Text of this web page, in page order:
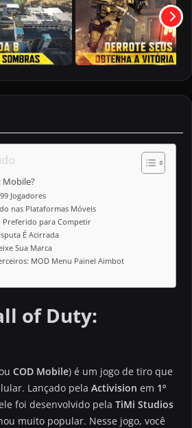
Mobile?
Jogadores
nas Plataformas Móveis
Preferido para Competir
É Acirrada
Sua Marca
MOD Menu Painel Aimbot
of Duty:
COD Mobile) é um jogo de tiro que
Lançado pela Activision em 1º
foi desenvolvido pela TiMi Studios
muito popular. Nesse jogo, você